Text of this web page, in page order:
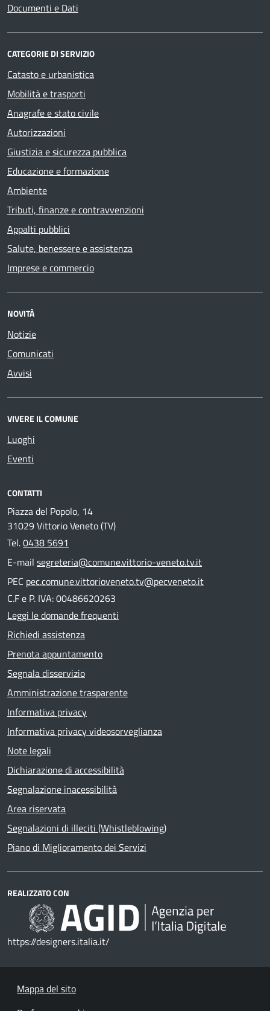
Documenti e Dati
CATEGORIE DI SERVIZIO
Catasto e urbanistica
Mobilità e trasporti
Anagrafe e stato civile
Autorizzazioni
Giustizia e sicurezza pubblica
Educazione e formazione
Ambiente
Tributi, finanze e contravvenzioni
Appalti pubblici
Salute, benessere e assistenza
Imprese e commercio
NOVITÀ
Notizie
Comunicati
Avvisi
VIVERE IL COMUNE
Luoghi
Eventi
CONTATTI
Piazza del Popolo, 14
31029 Vittorio Veneto (TV)
Tel.0438 5691
E-mail segreteria@comune.vittorio-veneto.tv.it
PEC pec.comune.vittorioveneto.tv@pecveneto.it
C.F e P. IVA: 00486620263
Leggi le domande frequenti
Richiedi assistenza
Prenota appuntamento
Segnala disservizio
Amministrazione trasparente
Informativa privacy
Informativa privacy videosorveglianza
Note legali
Dichiarazione di accessibilità
Segnalazione inacessibilità
Area riservata
Segnalazioni di illeciti (Whistleblowing)
Piano di Miglioramento dei Servizi
REALIZZATO CON
https://designers.italia.it/
Mappa del sito